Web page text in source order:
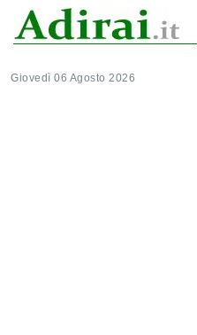
Giovedì 06 Agosto 2026